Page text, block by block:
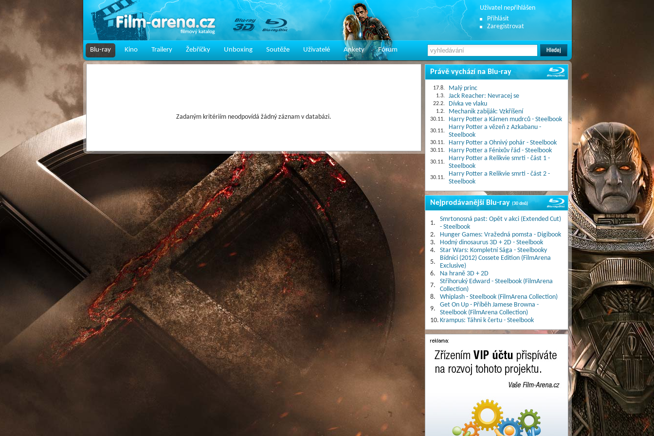
Uživatel nepřihlášen
Přihlásit
Zaregistrovat
Blu-ray Kino Trailery Žebříčky Unboxing Soutěže Uživatelé Ankety Fórum
Zadaným kritériím neodpovídá žádný záznam v databázi.
Právě vychází na Blu-ray
17.8. Malý princ
1.3. Jack Reacher: Nevracej se
22.2. Dívka ve vlaku
1.2. Mechanik zabiják: Vzkříšení
30.11. Harry Potter a Kámen mudrců - Steelbook
30.11.
Harry Potter a vězeň z Azkabanu -
Steelbook
30.11. Harry Potter a Ohnivý pohár - Steelbook
30.11. Harry Potter a Fénixův řád - Steelbook
30.11.
Harry Potter a Relikvie smrti - část 1 -
Steelbook
30.11.
Harry Potter a Relikvie smrti - část 2 -
Steelbook
Nejprodávanější Blu-ray(30 dnů)
1.
Smrtonosná past: Opět v akci (Extended Cut)
- Steelbook
2.
Hunger Games: Vražedná pomsta - Digibook
3.
Hodný dinosaurus 3D + 2D - Steelbook
4.
Star Wars: Kompletní Sága - Steelbooky
5.
Bídníci (2012) Cossete Edition (FilmArena
Exclusive)
6.
Na hraně 3D + 2D
7.
Střihoruký Edward - Steelbook (FilmArena
Collection)
8.
Whiplash - Steelbook (FilmArena Collection)
9.
Get On Up - Příběh Jamese Browna -
Steelbook (FilmArena Collection)
10. Krampus: Táhni k čertu - Steelbook